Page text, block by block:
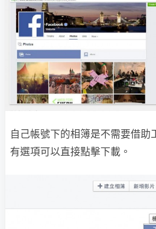
自己帳號下的相簿是不需要借助
有選項可以直接點擊下載。